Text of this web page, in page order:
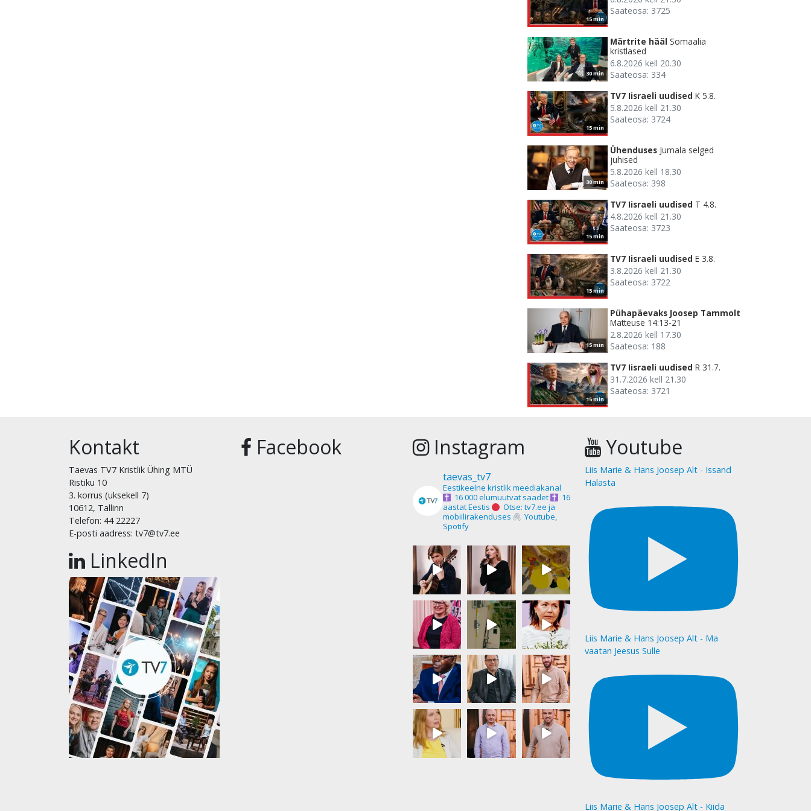
15 min
Saateosa: 3725
30 min
Märtrite hääl Somaalia
kristlased
6.8.2026 kell 20.30
Saateosa: 334
15 min
TV7 Iisraeli uudised K 5.8.
5.8.2026 kell 21.30
Saateosa: 3724
30 min
Ühenduses Jumala selged
juhised
5.8.2026 kell 18.30
Saateosa: 398
15 min
TV7 Iisraeli uudised T 4.8.
4.8.2026 kell 21.30
Saateosa: 3723
15 min
TV7 Iisraeli uudised E 3.8.
3.8.2026 kell 21.30
Saateosa: 3722
15 min
Pühapäevaks Joosep Tammolt
Matteuse 14:13-21
2.8.2026 kell 17.30
Saateosa: 188
15 min
TV7 Iisraeli uudised R 31.7.
31.7.2026 kell 21.30
Saateosa: 3721
Kontakt
Taevas TV7 Kristlik Ühing MTÜ
Ristiku 10
3. korrus (uksekell 7)
10612, Tallinn
Telefon: 44 22227
E-posti aadress: tv7@tv7.ee
LinkedIn
Facebook Instagram
taevas_tv7
Eestikeelne kristlik meediakanal
16 000 elumuutvat saadet
16
aastat Eestis
Otse: tv7.ee ja
mobiilirakenduses
Youtube,
Spotify
Youtube
Liis Marie & Hans Joosep Alt - Issand
Halasta
Liis Marie & Hans Joosep Alt - Ma
vaatan Jeesus Sulle
Liis Marie & Hans Joosep Alt - Kiida